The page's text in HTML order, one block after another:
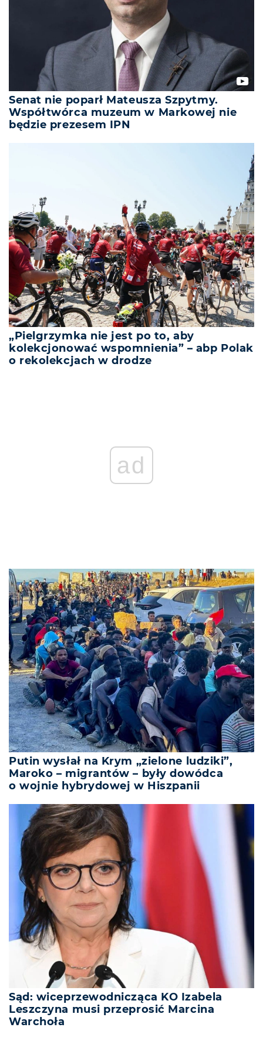
Senat nie poparł Mateusza Szpytmy.
Współtwórca muzeum w Markowej nie
będzie prezesem IPN
„Pielgrzymka nie jest po to, aby
kolekcjonować wspomnienia” – abp Polak
o rekolekcjach w drodze
ad
Putin wysłał na Krym „zielone ludziki”,
Maroko – migrantów – były dowódca
o wojnie hybrydowej w Hiszpanii
Sąd: wiceprzewodnicząca KO Izabela
Leszczyna musi przeprosić Marcina
Warchoła